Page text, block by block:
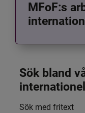
MFoF:s
Sök bland
Filtrera resultatet
Det här
Sök med fritext